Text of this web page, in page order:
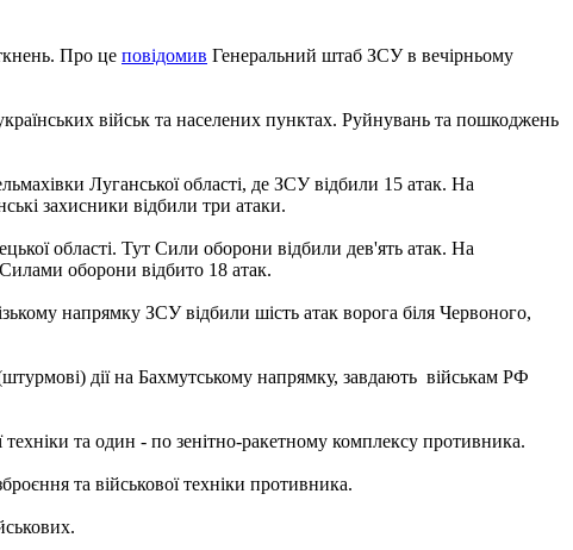
Про це повідомив Генеральний штаб ЗСУ в вечірньому
військ та населених пунктах. Руйнувань та пошкоджень
Луганської області, де ЗСУ відбили 15 атак. На
захисники відбили три атаки.
області. Тут Сили оборони відбили дев'ять атак. На
оборони відбито 18 атак.
напрямку ЗСУ відбили шість атак ворога біля Червоного,
дії на Бахмутському напрямку, завдають військам РФ
та один - по зенітно-ракетному комплексу противника.
та військової техніки противника.